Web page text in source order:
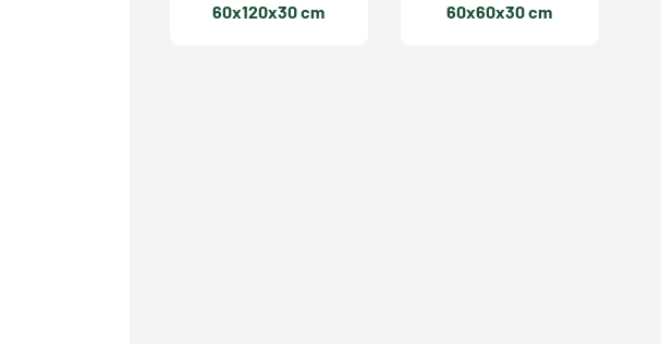
60x120x30 cm
60x60x30 cm